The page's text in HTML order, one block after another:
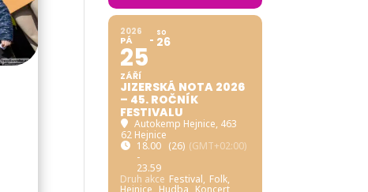
2026
PÁ
25
ZÁŘÍ
SO
26
JIZERSKÁ NOTA 2026
– 45. ROČNÍK
FESTIVALU
Autokemp Hejnice, 463
62 Hejnice
18.00
-
23.59
(26) (GMT+02:00)
Druh akce Festival, Folk,